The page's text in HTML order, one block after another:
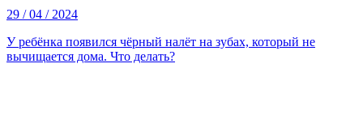
29 / 04 / 2024
У ребёнка появился чёрный налёт на зубах, который не
вычищается дома. Что делать?